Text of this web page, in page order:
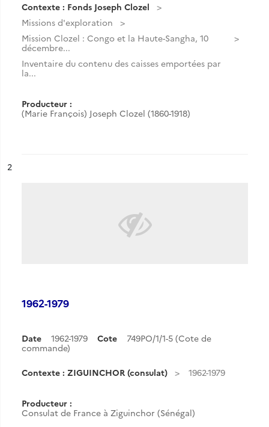
Contexte : Fonds Joseph Clozel
Missions d'exploration
Mission Clozel : Congo et la Haute-Sangha, 10
décembre...
Inventaire du contenu des caisses emportées par
la...
Producteur :
(Marie François) Joseph Clozel (1860-1918)
n°
2
1962-1979
Date 1962-1979 Cote
749PO/1/1-5 (Cote de
commande)
Contexte : ZIGUINCHOR (consulat) 1962-1979
Producteur :
Consulat de France à Ziguinchor (Sénégal)